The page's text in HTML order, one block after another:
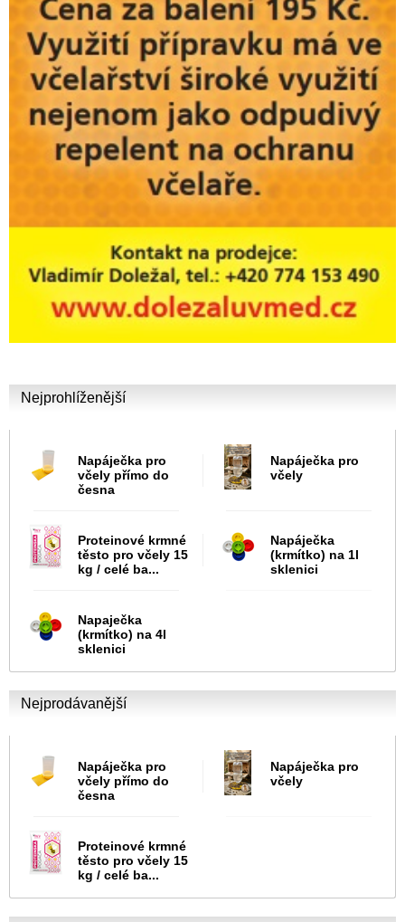
Nejprohlíženější
Napáječka pro
včely přímo do
česna
Napáječka pro
včely
Proteinové krmné
těsto pro včely 15
kg / celé ba...
Napáječka
(krmítko) na 1l
sklenici
Napaječka
(krmítko) na 4l
sklenici
Nejprodávanější
Napáječka pro
včely přímo do
česna
Napáječka pro
včely
Proteinové krmné
těsto pro včely 15
kg / celé ba...